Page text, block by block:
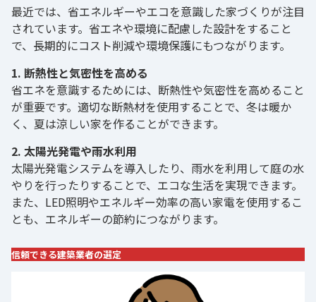
最近では、省エネルギーやエコを意識した家づくりが注目
されています。省エネや環境に配慮した設計をすること
で、長期的にコスト削減や環境保護にもつながります。
1. 断熱性と気密性を高める
省エネを意識するためには、断熱性や気密性を高めること
が重要です。適切な断熱材を使用することで、冬は暖か
く、夏は涼しい家を作ることができます。
2. 太陽光発電や雨水利用
太陽光発電システムを導入したり、雨水を利用して庭の水
やりを行ったりすることで、エコな生活を実現できます。
また、LED照明やエネルギー効率の高い家電を使用するこ
とも、エネルギーの節約につながります。
信頼できる建築業者の選定